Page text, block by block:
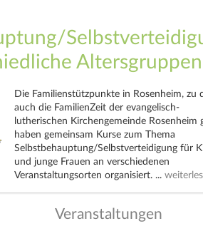
Altersgruppen
Die Familienstützpunkte in Rosenheim, zu
auch die FamilienZeit der evangelisch-
lutherischen Kirchengemeinde Rosenheim
haben gemeinsam Kurse zum Thema
Selbstbehauptung/Selbstverteidigung für
und junge Frauen an verschiedenen
Veranstaltungsorten organisiert. ...
Veranstaltungen